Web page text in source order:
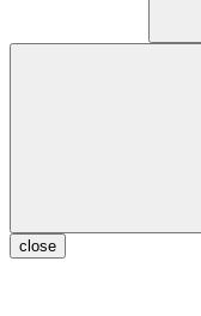
close